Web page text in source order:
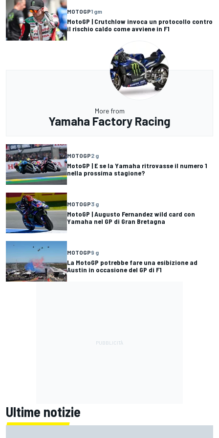
MOTOGP1 gm
MotoGP | Crutchlow invoca un protocollo contro
il rischio caldo come avviene in F1
More from
Yamaha Factory Racing
MOTOGP2 g
MotoGP | E se la Yamaha ritrovasse il numero 1
nella prossima stagione?
MOTOGP3 g
MotoGP | Augusto Fernandez wild card con
Yamaha nel GP di Gran Bretagna
MOTOGP9 g
La MotoGP potrebbe fare una esibizione ad
Austin in occasione del GP di F1
Ultime notizie